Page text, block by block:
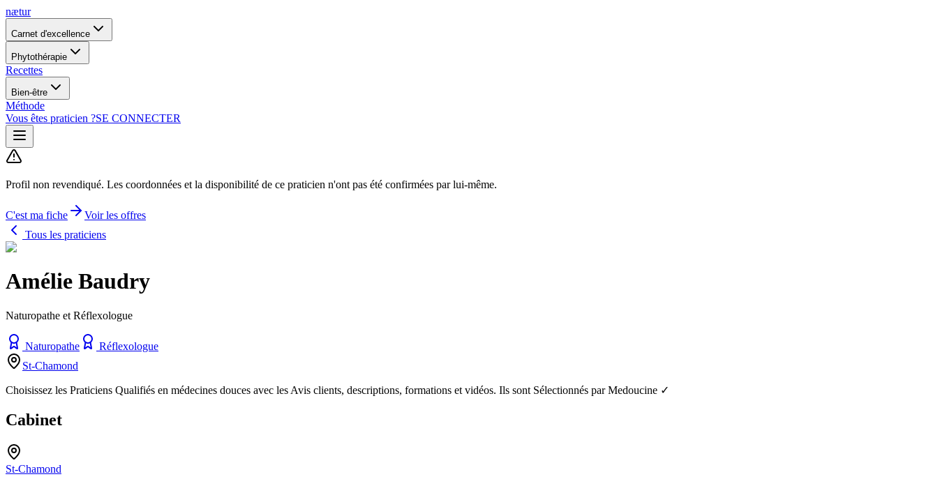
nætur
Carnet d'excellence
Phytothérapie
Recettes
Bien-être
Méthode
Vous êtes praticien ?SE CONNECTER
Profil non revendiqué. Les coordonnées et la disponibilité de ce praticien n'ont pas été confirmées par lui-même.
C'est ma fiche
Voir les offres
Tous les praticiens
Amélie Baudry
Naturopathe et Réflexologue
Naturopathe
Réflexologue
St-Chamond
Choisissez les Praticiens Qualifiés en médecines douces avec les Avis clients, descriptions, formations et vidéos. Ils sont Sélectionnés par Medoucine ✓
Cabinet
St-Chamond